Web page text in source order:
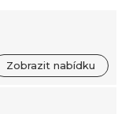
Zobrazit nabídku